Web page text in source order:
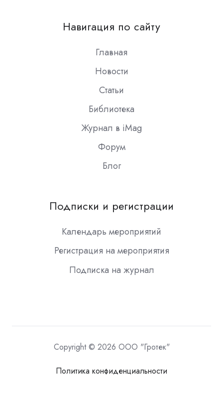
Slack
Навигация по сайту
Главная
Новости
Статьи
Библиотека
Журнал в iMag
Форум
Блог
Подписки и регистрации
Календарь мероприятий
Регистрация на мероприятия
Подписка на журнал
Copyright © 2026 ООО "Гротек"
Политика конфиденциальности